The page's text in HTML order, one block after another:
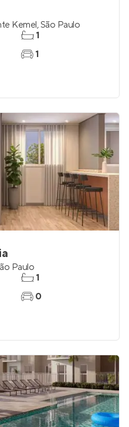
Kemel,São Paulo
1
1
Paulo
1
0